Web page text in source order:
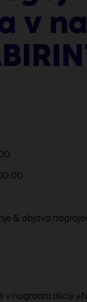
v
& objava
nagradni akciji